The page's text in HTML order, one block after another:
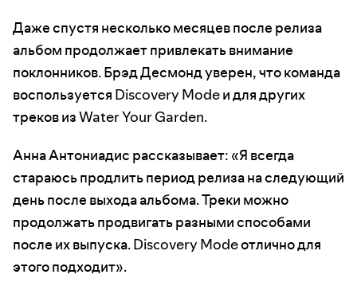
Даже спустя несколько месяцев после релиза
альбом продолжает привлекать внимание
поклонников. Брэд Десмонд уверен, что команда
воспользуется Discovery Mode и для других
треков из Water Your Garden.
Анна Антониадис рассказывает: «Я всегда
стараюсь продлить период релиза на следующий
день после выхода альбома. Треки можно
продолжать продвигать разными способами
после их выпуска. Discovery Mode отлично для
этого подходит».